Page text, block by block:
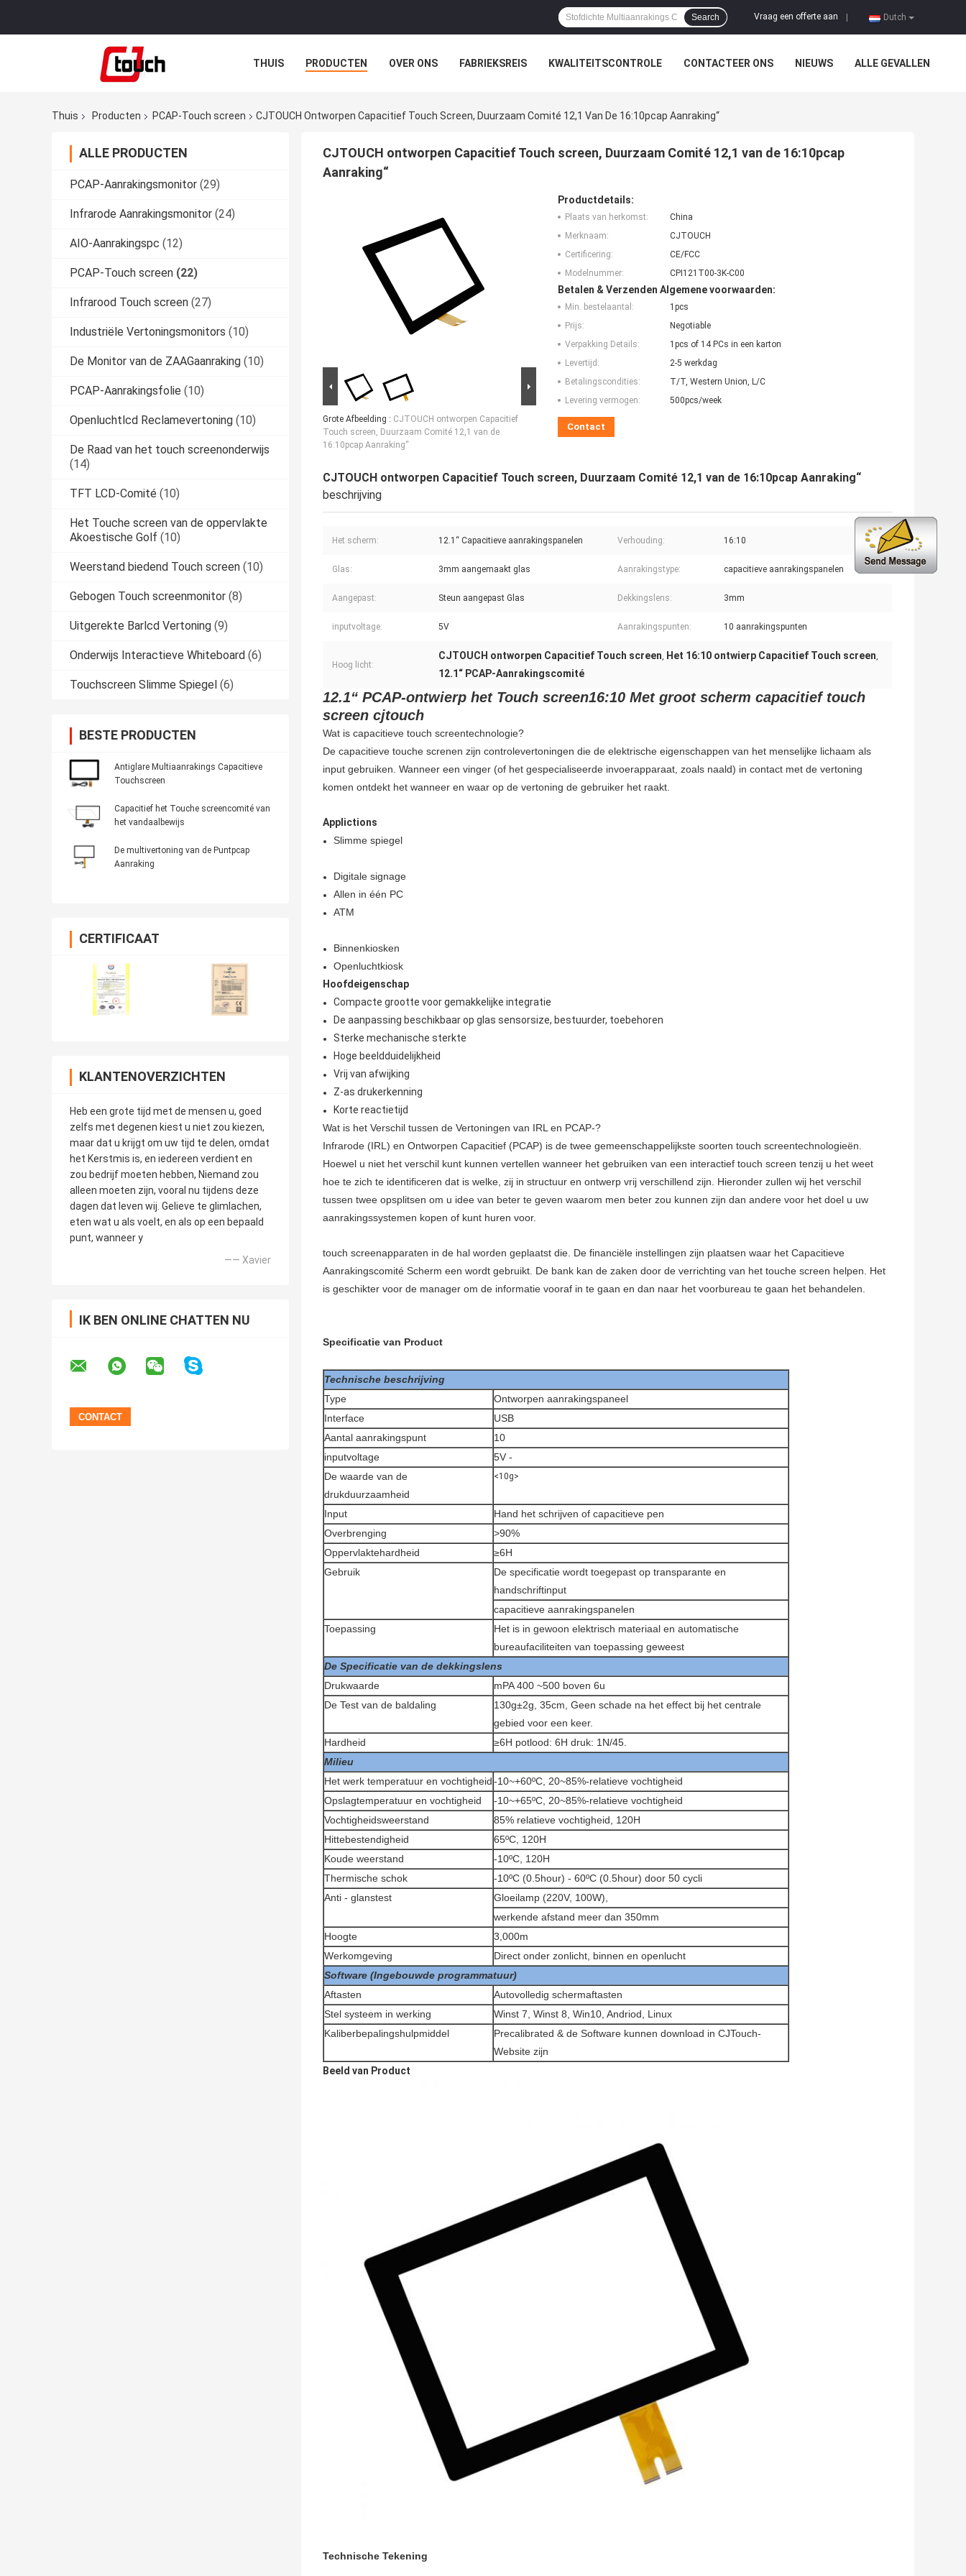
Dutch
Vraag een offerte aan
Search
THUIS PRODUCTEN OVER ONS FABRIEKSREIS KWALITEITSCONTROLE CONTACTEER ONS NIEUWS ALLE GEVALLEN
Thuis Producten PCAP-Touch screen CJTOUCH Ontworpen Capacitief Touch Screen, Duurzaam Comité 12,1 Van De 16:10pcap Aanraking“
ALLE PRODUCTEN
PCAP-Aanrakingsmonitor (29)
Infrarode Aanrakingsmonitor (24)
AIO-Aanrakingspc (12)
PCAP-Touch screen (22)
Infrarood Touch screen (27)
Industriële Vertoningsmonitors (10)
De Monitor van de ZAAGaanraking (10)
PCAP-Aanrakingsfolie (10)
Openluchtlcd Reclamevertoning (10)
De Raad van het touch screenonderwijs
(14)
TFT LCD-Comité (10)
Het Touche screen van de oppervlakte
Akoestische Golf (10)
Weerstand biedend Touch screen (10)
Gebogen Touch screenmonitor (8)
Uitgerekte Barlcd Vertoning (9)
Onderwijs Interactieve Whiteboard (6)
Touchscreen Slimme Spiegel (6)
BESTE PRODUCTEN
Antiglare Multiaanrakings Capacitieve
Touchscreen
Capacitief het Touche screencomité van
het vandaalbewijs
De multivertoning van de Puntpcap
Aanraking
CERTIFICAAT
KLANTENOVERZICHTEN
Heb een grote tijd met de mensen u, goed
zelfs met degenen kiest u niet zou kiezen,
maar dat u krijgt om uw tijd te delen, omdat
het Kerstmis is, en iedereen verdient en
zou bedrijf moeten hebben, Niemand zou
alleen moeten zijn, vooral nu tijdens deze
dagen dat leven wij. Gelieve te glimlachen,
eten wat u als voelt, en als op een bepaald
punt, wanneer y
—— Xavier
IK BEN ONLINE CHATTEN NU
CJTOUCH ontworpen Capacitief Touch screen, Duurzaam Comité 12,1 van de 16:10pcap
Aanraking“
Grote Afbeelding : CJTOUCH ontworpen Capacitief
Touch screen, Duurzaam Comité 12,1 van de
16:10pcap Aanraking“
Productdetails:
Plaats van herkomst:
China
Merknaam:
CJTOUCH
Certificering:
CE/FCC
Modelnummer:
CPI121T00-3K-C00
Betalen & Verzenden Algemene voorwaarden:
Min. bestelaantal:
1pcs
Prijs:
Negotiable
Verpakking Details:
1pcs of 14 PCs in een karton
Levertijd:
2-5 werkdag
Betalingscondities:
T/T, Western Union, L/C
Levering vermogen:
500pcs/week
Contact
CJTOUCH ontworpen Capacitief Touch screen, Duurzaam Comité 12,1 van de 16:10pcap Aanraking“
beschrijving
Het scherm: 12.1“ Capacitieve aanrakingspanelen Verhouding: 16:10
Glas: 3mm aangemaakt glas Aanrakingstype: capacitieve aanrakingspanelen
Aangepast: Steun aangepast Glas Dekkingslens: 3mm
inputvoltage: 5V Aanrakingspunten: 10 aanrakingspunten
Hoog licht:
CJTOUCH ontworpen Capacitief Touch screen, Het 16:10 ontwierp Capacitief Touch screen,
12.1“ PCAP-Aanrakingscomité
12.1“ PCAP-ontwierp het Touch screen16:10 Met groot scherm capacitief touch
screen cjtouch
Wat is capacitieve touch screentechnologie?
De capacitieve touche screnen zijn controlevertoningen die de elektrische eigenschappen van het menselijke lichaam als
input gebruiken. Wanneer een vinger (of het gespecialiseerde invoerapparaat, zoals naald) in contact met de vertoning
komen ontdekt het wanneer en waar op de vertoning de gebruiker het raakt.
Applictions
Slimme spiegel
Digitale signage
Allen in één PC
ATM
Binnenkiosken
Openluchtkiosk
Hoofdeigenschap
Compacte grootte voor gemakkelijke integratie
De aanpassing beschikbaar op glas sensorsize, bestuurder, toebehoren
Sterke mechanische sterkte
Hoge beeldduidelijkheid
Vrij van afwijking
Z-as drukerkenning
Korte reactietijd
Wat is het Verschil tussen de Vertoningen van IRL en PCAP-?
Infrarode (IRL) en Ontworpen Capacitief (PCAP) is de twee gemeenschappelijkste soorten touch screentechnologieën.
Hoewel u niet het verschil kunt kunnen vertellen wanneer het gebruiken van een interactief touch screen tenzij u het weet
hoe te zich te identificeren dat is welke, zij in structuur en ontwerp vrij verschillend zijn. Hieronder zullen wij het verschil
tussen twee opsplitsen om u idee van beter te geven waarom men beter zou kunnen zijn dan andere voor het doel u uw
aanrakingssystemen kopen of kunt huren voor.
touch screenapparaten in de hal worden geplaatst die. De financiële instellingen zijn plaatsen waar het Capacitieve
Aanrakingscomité Scherm een wordt gebruikt. De bank kan de zaken door de verrichting van het touche screen helpen. Het
is geschikter voor de manager om de informatie vooraf in te gaan en dan naar het voorbureau te gaan het behandelen.
Specificatie van Product
Technische beschrijving
Type
Ontworpen aanrakingspaneel
Interface
USB
Aantal aanrakingspunt
10
inputvoltage
5V -
De waarde van de
drukduurzaamheid
<10g>
Input
Hand het schrijven of capacitieve pen
Overbrenging
>90%
Oppervlaktehardheid
≥6H
Gebruik
De specificatie wordt toegepast op transparante en
handschriftinput
capacitieve aanrakingspanelen
Toepassing
Het is in gewoon elektrisch materiaal en automatische
bureaufaciliteiten van toepassing geweest
De Specificatie van de dekkingslens
Drukwaarde
mPA 400 ~500 boven 6u
De Test van de baldaling
130g±2g, 35cm, Geen schade na het effect bij het centrale
gebied voor een keer.
Hardheid
≥6H potlood: 6H druk: 1N/45.
Milieu
Het werk temperatuur en vochtigheid-10~+60ºC, 20~85%-relatieve vochtigheid
Opslagtemperatuur en vochtigheid
-10~+65ºC, 20~85%-relatieve vochtigheid
Vochtigheidsweerstand
85% relatieve vochtigheid, 120H
Hittebestendigheid
65ºC, 120H
Koude weerstand
-10ºC, 120H
Thermische schok
-10ºC (0.5hour) - 60ºC (0.5hour) door 50 cycli
Anti - glanstest
Gloeilamp (220V, 100W),
werkende afstand meer dan 350mm
Hoogte
3,000m
Werkomgeving
Direct onder zonlicht, binnen en openlucht
Software (Ingebouwde programmatuur)
Aftasten
Autovolledig schermaftasten
Stel systeem in werking
Winst 7, Winst 8, Win10, Andriod, Linux
Kaliberbepalingshulpmiddel
Precalibrated & de Software kunnen download in CJTouch-
Website zijn
Beeld van Product
Technische Tekening